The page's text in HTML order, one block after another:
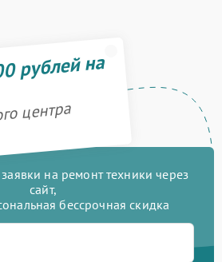
рублей на
центра
на ремонт техники через
сайт,
бессрочная скидка